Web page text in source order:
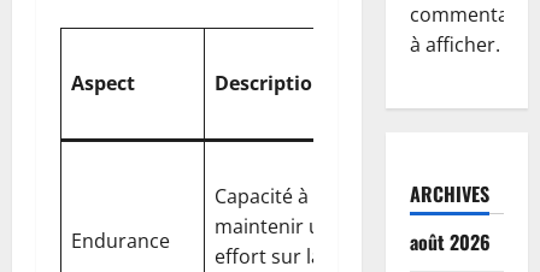
Aspect Description
Impact sur
progression
Endurance
Capacité à
maintenir un
effort sur la
nécessite
commentaire
à afficher.
ARCHIVES
août 2026